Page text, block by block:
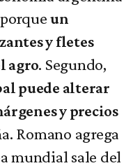
un
y fletes
agro. Segundo,
puede alterar
y precios
Romano agrega
mundial sale del